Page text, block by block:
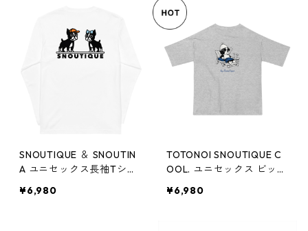
SNOUTIQUE ＆ SNOUTIN
A ユニセックス長袖Tシャ
¥6,980
TOTONOI SNOUTIQUE C
OOL. ユニセックス ビッグ
87
¥6,980